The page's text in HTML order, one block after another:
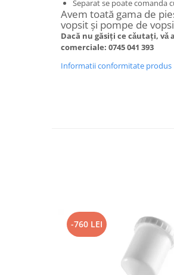
Separat se poate comanda
Avem toată gama de
vopsit și pompe de
Dacă nu găsiți ce cǎutați, vǎ
comerciale: 0745 041 393
Informatii conformitate produs
-760 LEI